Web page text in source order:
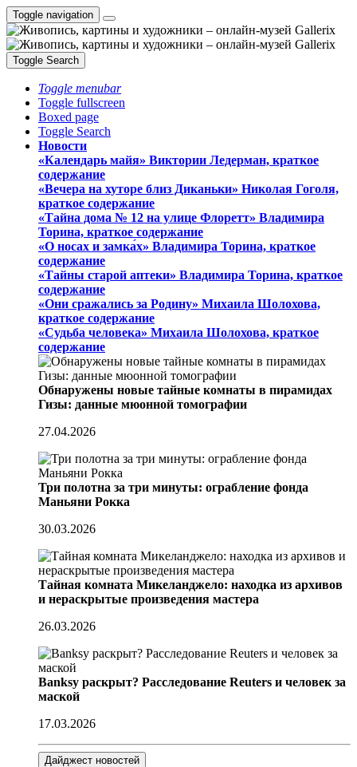
Toggle navigation
Toggle Search
Toggle menubar
Toggle fullscreen
Boxed page
Toggle Search
Новости
«Календарь майя» Виктории Ледерман, краткое
содержание
«Вечера на хуторе близ Диканьки» Николая Гоголя,
краткое содержание
«Тайна дома № 12 на улице Флоретт» Владимира
Торина, краткое содержание
«О носах и замка́х» Владимира Торина, краткое
содержание
«Тайны старой аптеки» Владимира Торина, краткое
содержание
«Они сражались за Родину» Михаила Шолохова,
краткое содержание
«Судьба человека» Михаила Шолохова, краткое
содержание
Обнаружены новые тайные комнаты в пирамидах
Гизы: данные мюонной томографии
27.04.2026
Три полотна за три минуты: ограбление фонда
Маньяни Рокка
30.03.2026
Тайная комната Микеланджело: находка из архивов
и нераскрытые произведения мастера
26.03.2026
Banksy раскрыт? Расследование Reuters и человек за
маской
17.03.2026
Дайджест новостей